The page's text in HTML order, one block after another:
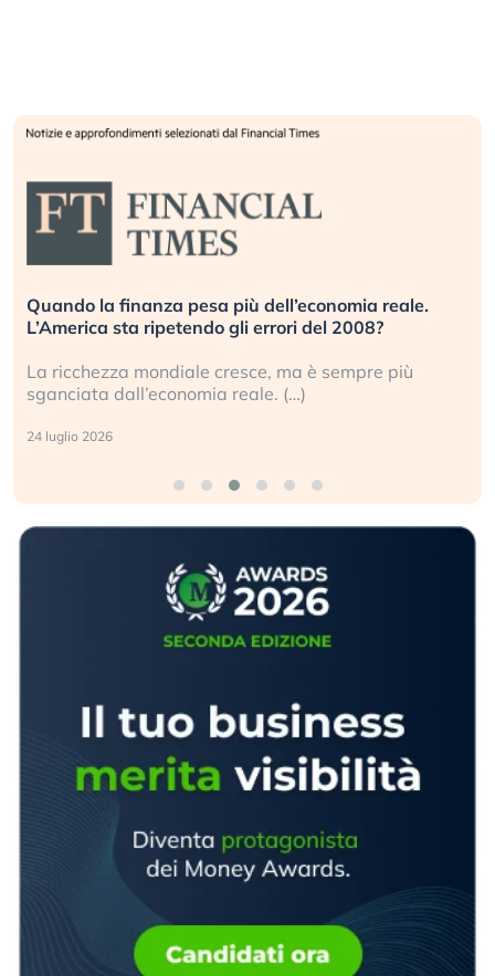
Quando la finanza pesa più dell’economia reale.
L’America sta ripetendo gli errori del 2008?
La ricchezza mondiale cresce, ma è sempre più
sganciata dall’economia reale. (…)
24 luglio 2026